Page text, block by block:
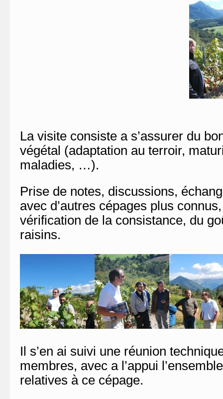
La visite consiste a s’assurer du
végétal (adaptation au terroir,
maladies, …).
Prise de notes, discussions,
avec d’autres cépages plus
vérification de la consistance, du
raisins.
Il s’en ai suivi une réunion
membres, avec a l’appui
relatives à ce cépage.